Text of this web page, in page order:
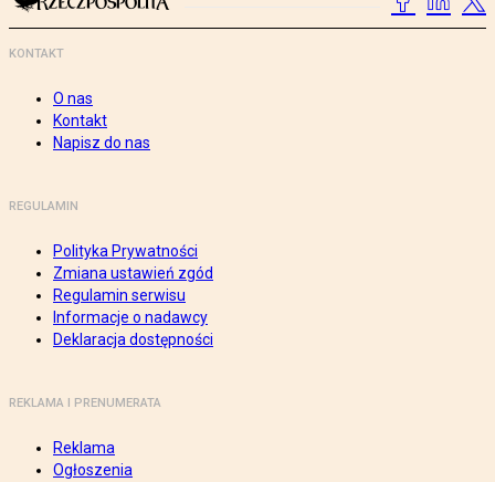
KONTAKT
O nas
Kontakt
Napisz do nas
REGULAMIN
Polityka Prywatności
Zmiana ustawień zgód
Regulamin serwisu
Informacje o nadawcy
Deklaracja dostępności
REKLAMA I PRENUMERATA
Reklama
Ogłoszenia